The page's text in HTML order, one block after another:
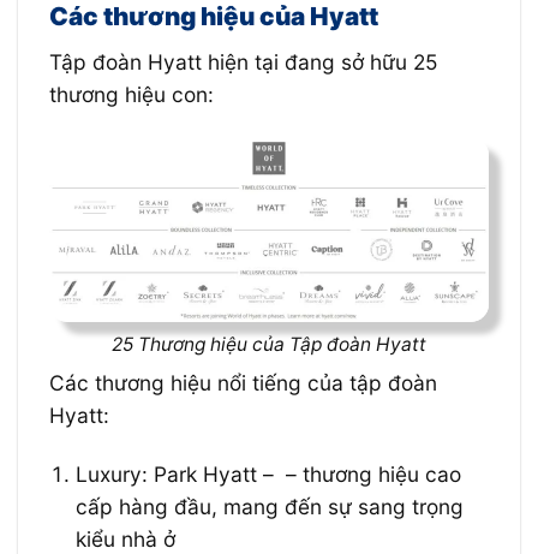
Các thương hiệu của Hyatt
Tập đoàn Hyatt hiện tại đang sở hữu 25
thương hiệu con:
25 Thương hiệu của Tập đoàn Hyatt
Các thương hiệu nổi tiếng của tập đoàn
Hyatt:
Luxury: Park Hyatt – – thương hiệu cao
cấp hàng đầu, mang đến sự sang trọng
kiểu nhà ở